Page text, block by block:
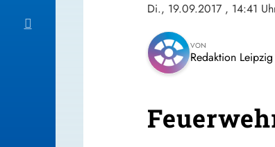
Di., 19.09.2017 , 14:41
VON
Redaktion Leipzig